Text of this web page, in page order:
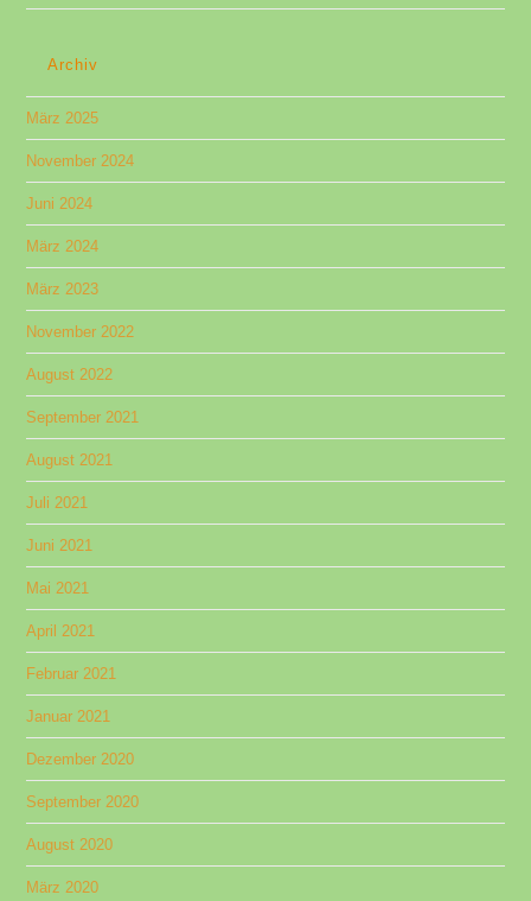
Archiv
März 2025
November 2024
Juni 2024
März 2024
März 2023
November 2022
August 2022
September 2021
August 2021
Juli 2021
Juni 2021
Mai 2021
April 2021
Februar 2021
Januar 2021
Dezember 2020
September 2020
August 2020
März 2020